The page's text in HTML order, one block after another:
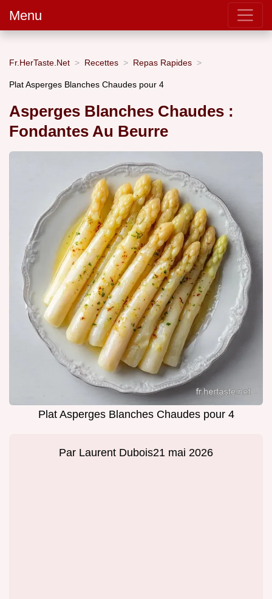
Menu
Fr.HerTaste.Net Recettes Repas Rapides
Plat Asperges Blanches Chaudes pour 4
Asperges Blanches Chaudes :
Fondantes Au Beurre
Plat Asperges Blanches Chaudes pour 4
Par Laurent Dubois21 mai 2026